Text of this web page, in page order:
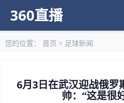
360直播
您的位置： 首页 > 足球新闻
6月3日在武汉迎战俄罗
帅：“这是很